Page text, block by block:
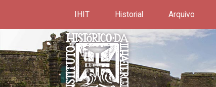
IHIT Historial Arquivo